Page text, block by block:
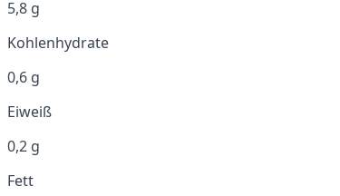
5,8 g
Kohlenhydrate
0,6 g
Eiweiß
0,2 g
Fett